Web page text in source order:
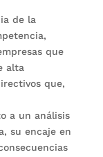
de la
que
alta
que,
a un análisis
su encaje en